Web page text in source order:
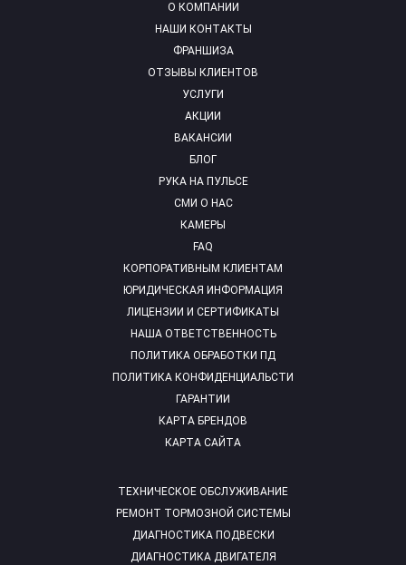
О КОМПАНИИ
НАШИ КОНТАКТЫ
ФРАНШИЗА
ОТЗЫВЫ КЛИЕНТОВ
УСЛУГИ
АКЦИИ
ВАКАНСИИ
БЛОГ
РУКА НА ПУЛЬСЕ
СМИ О НАС
КАМЕРЫ
FAQ
ТЕХНИЧЕСКОЕ ОБСЛУЖИВАНИЕ
РЕМОНТ ТОРМОЗНОЙ СИСТЕМЫ
ДИАГНОСТИКА ПОДВЕСКИ
ДИАГНОСТИКА ДВИГАТЕЛЯ
КОРПОРАТИВНЫМ КЛИЕНТАМ
ЮРИДИЧЕСКАЯ ИНФОРМАЦИЯ
ЛИЦЕНЗИИ И СЕРТИФИКАТЫ
НАША ОТВЕТСТВЕННОСТЬ
ПОЛИТИКА ОБРАБОТКИ ПД
ПОЛИТИКА КОНФИДЕНЦИАЛЬСТИ
ГАРАНТИИ
КАРТА БРЕНДОВ
КАРТА САЙТА